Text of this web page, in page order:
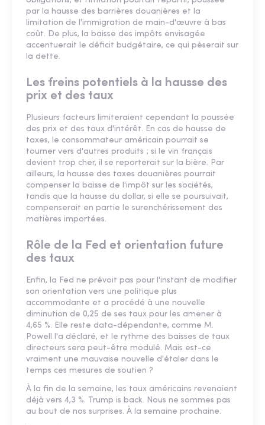
par la hausse des barrières douanières et la
limitation de l'immigration de main-d'œuvre à bas
coût. De plus, la baisse des impôts envisagée
accentuerait le déficit budgétaire, ce qui pèserait sur
la dette.
Les freins potentiels à la hausse des
prix et des taux
Plusieurs facteurs limiteraient cependant la poussée
des prix et des taux d'intérêt. En cas de hausse de
taxes, le consommateur américain pourrait se
tourner vers d'autres produits ; si le vin français
devient trop cher, il se reporterait sur la bière. Par
ailleurs, la hausse des taxes douanières pourrait
compenser la baisse de l'impôt sur les sociétés,
tandis que la hausse du dollar, si elle se poursuivait,
compenserait en partie le surenchérissement des
matières importées.
Rôle de la Fed et orientation future
des taux
Enfin, la Fed ne prévoit pas pour l'instant de modifier
son orientation vers une politique plus
accommodante et a procédé à une nouvelle
diminution de 0,25 de ses taux pour les amener à
4,65 %. Elle reste data-dépendante, comme M.
Powell l'a déclaré, et le rythme des baisses de taux
directeurs sera peut-être modulé. Mais est-ce
vraiment une mauvaise nouvelle d'étaler dans le
temps ces mesures de soutien ?
À la fin de la semaine, les taux américains revenaient
déjà vers 4,3 %. Trump is back. Nous ne sommes pas
au bout de nos surprises. À la semaine prochaine.